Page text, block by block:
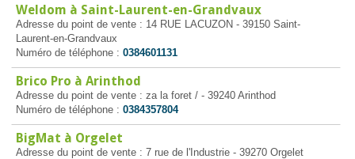
Weldom à Saint-Laurent-en-Grandvaux
Adresse du point de vente : 14 RUE LACUZON - 39150 Saint-
Laurent-en-Grandvaux
Numéro de téléphone : 0384601131
Brico Pro à Arinthod
Adresse du point de vente : za la foret / - 39240 Arinthod
Numéro de téléphone : 0384357804
BigMat à Orgelet
Adresse du point de vente : 7 rue de l'Industrie - 39270 Orgelet